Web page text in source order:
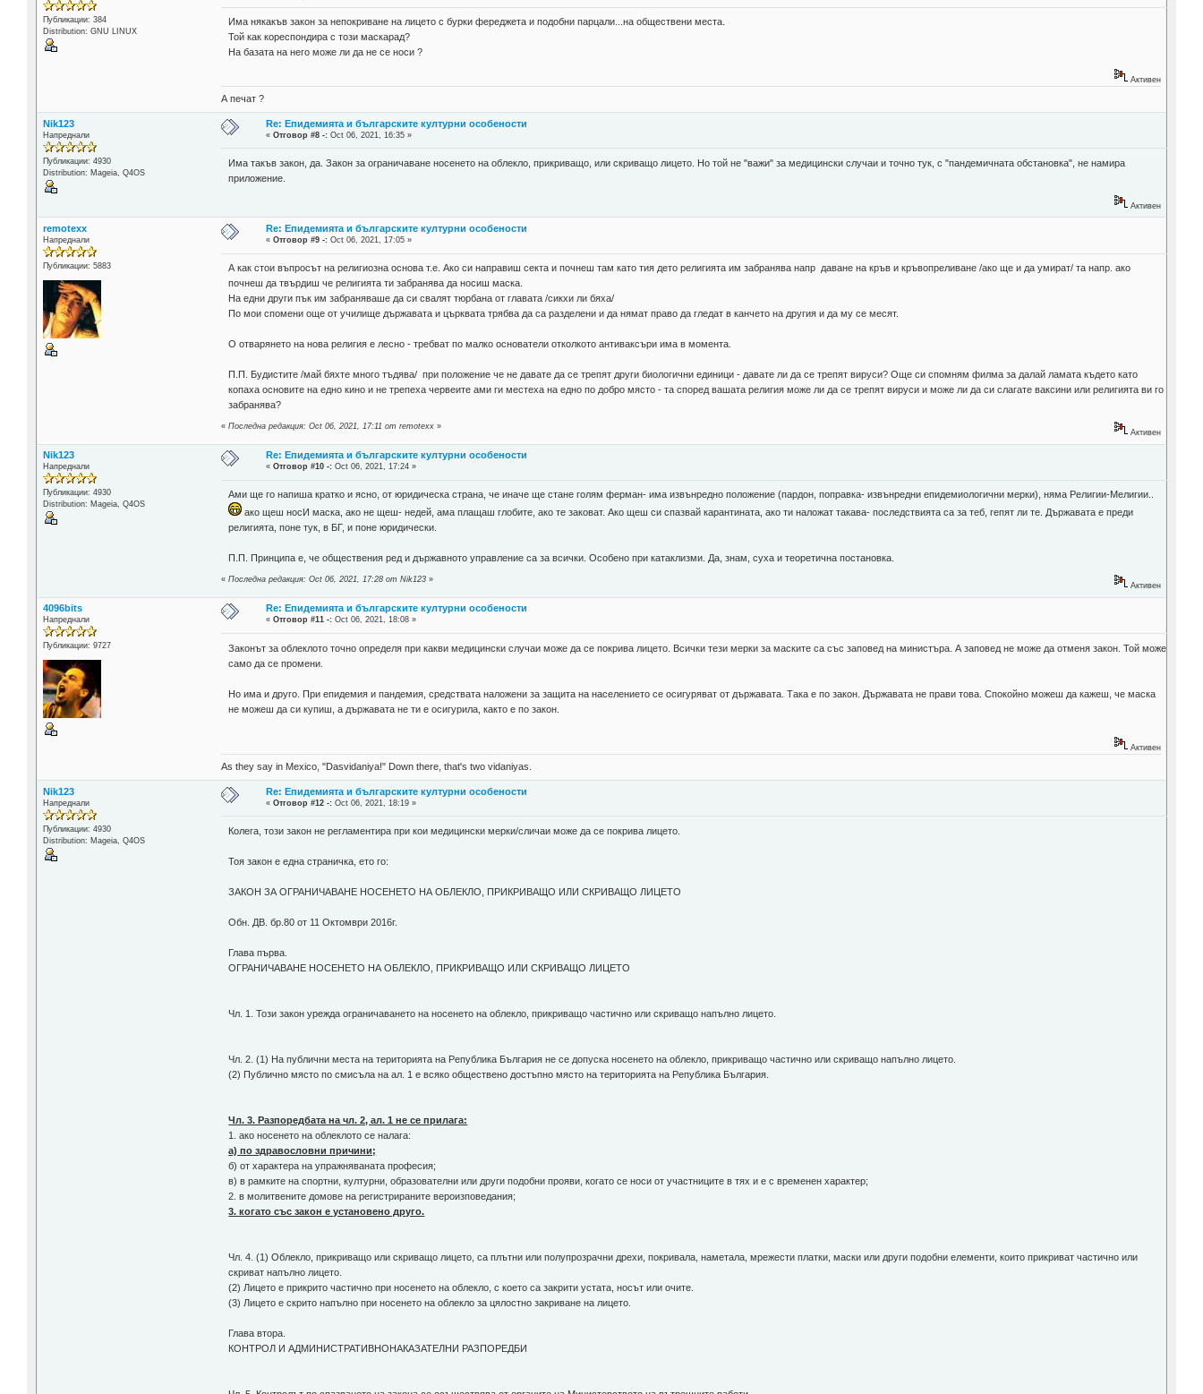
Публикации: 384
Distribution: GNU LINUX
Има някакъв закон за непокриване на лицето с бурки фереджета и подобни парцали...на обществени места.
Той как кореспондира с този маскарад?
На базата на него може ли да не се носи ?
Активен
А печат ?
Nik123
Напреднали
Публикации: 4930
Distribution: Mageia, Q4OS
Re: Епидемията и българските културни особености
«Отговор #8 -: Oct 06, 2021, 16:35 »
Има такъв закон, да. Закон за ограничаване носенето на облекло, прикриващо, или скриващо лицето. Но той не "важи" за медицински случаи и точно тук, с "пандемичната обстановка", не намира
приложение.
Активен
remotexx
Напреднали
Публикации: 5883
Re: Епидемията и българските културни особености
«Отговор #9 -: Oct 06, 2021, 17:05 »
А как стои въпросът на религиозна основа т.е. Ако си направиш секта и почнеш там като тия дето религията им забранява напр даване на кръв и кръвопреливане /ако ще и да умират/ та напр. ако
почнеш да твърдиш че религията ти забранява да носиш маска.
На едни други пък им забраняваше да си свалят тюрбана от главата /сикхи ли бяха/
По мои спомени още от училище държавата и църквата трябва да са разделени и да нямат право да гледат в канчето на другия и да му се месят.
О отварянето на нова религия е лесно - требват по малко основатели отколкото антиваксъри има в момента.
П.П. Будистите /май бяхте много тъдява/ при положение че не давате да се трепят други биологични единици - давате ли да се трепят вируси? Още си спомням филма за далай ламата където като
копаха основите на едно кино и не трепеха червеите ами ги местеха на едно по добро място - та според вашата религия може ли да се трепят вируси и може ли да си слагате ваксини или религията ви го
забранява?
«Последна редакция: Oct 06, 2021, 17:11 от remotexx »
Активен
Nik123
Напреднали
Публикации: 4930
Distribution: Mageia, Q4OS
Re: Епидемията и българските културни особености
«Отговор #10 -: Oct 06, 2021, 17:24 »
Ами ще го напиша кратко и ясно, от юридическа страна, че иначе ще стане голям ферман- има извънредно положение (пардон, поправка- извънредни епидемиологични мерки), няма Религии-Мелигии..
ако щеш носИ маска, ако не щеш- недей, ама плащаш глобите, ако те заковат. Ако щеш си спазвай карантината, ако ти наложат такава- последствията са за теб, гепят ли те. Държавата е преди
религията, поне тук, в БГ, и поне юридически.
П.П. Принципа е, че обществения ред и държавното управление са за всички. Особено при катаклизми. Да, знам, суха и теоретична постановка.
«Последна редакция: Oct 06, 2021, 17:28 от Nik123 »
Активен
4096bits
Напреднали
Публикации: 9727
Re: Епидемията и българските културни особености
«Отговор #11 -: Oct 06, 2021, 18:08 »
Законът за облеклото точно определя при какви медицински случаи може да се покрива лицето. Всички тези мерки за маските са със заповед на министъра. А заповед не може да отменя закон. Той може
само да се промени.
Но има и друго. При епидемия и пандемия, средствата наложени за защита на населението се осигуряват от държавата. Така е по закон. Държавата не прави това. Спокойно можеш да кажеш, че маска
не можеш да си купиш, а държавата не ти е осигурила, както е по закон.
Активен
As they say in Mexico, "Dasvidaniya!" Down there, that's two vidaniyas.
Nik123
Напреднали
Публикации: 4930
Distribution: Mageia, Q4OS
Re: Епидемията и българските културни особености
«Отговор #12 -: Oct 06, 2021, 18:19 »
Колега, този закон не регламентира при кои медицински мерки/сличаи може да се покрива лицето.
Тоя закон е една страничка, ето го:
ЗАКОН ЗА ОГРАНИЧАВАНЕ НОСЕНЕТО НА ОБЛЕКЛО, ПРИКРИВАЩО ИЛИ СКРИВАЩО ЛИЦЕТО
Обн. ДВ. бр.80 от 11 Октомври 2016г.
Глава първа.
ОГРАНИЧАВАНЕ НОСЕНЕТО НА ОБЛЕКЛО, ПРИКРИВАЩО ИЛИ СКРИВАЩО ЛИЦЕТО
Чл. 1. Този закон урежда ограничаването на носенето на облекло, прикриващо частично или скриващо напълно лицето.
Чл. 2. (1) На публични места на територията на Република България не се допуска носенето на облекло, прикриващо частично или скриващо напълно лицето.
(2) Публично място по смисъла на ал. 1 е всяко обществено достъпно място на територията на Република България.
Чл. 3. Разпоредбата на чл. 2, ал. 1 не се прилага:
1. ако носенето на облеклото се налага:
а) по здравословни причини;
б) от характера на упражняваната професия;
в) в рамките на спортни, културни, образователни или други подобни прояви, когато се носи от участниците в тях и е с временен характер;
2. в молитвените домове на регистрираните вероизповедания;
3. когато със закон е установено друго.
Чл. 4. (1) Облекло, прикриващо или скриващо лицето, са плътни или полупрозрачни дрехи, покривала, наметала, мрежести платки, маски или други подобни елементи, които прикриват частично или
скриват напълно лицето.
(2) Лицето е прикрито частично при носенето на облекло, с което са закрити устата, носът или очите.
(3) Лицето е скрито напълно при носенето на облекло за цялостно закриване на лицето.
Глава втора.
КОНТРОЛ И АДМИНИСТРАТИВНОНАКАЗАТЕЛНИ РАЗПОРЕДБИ